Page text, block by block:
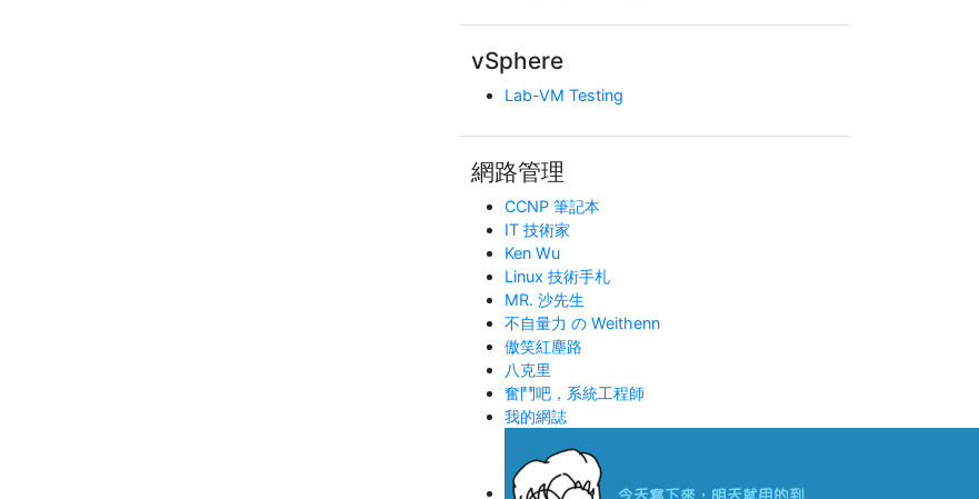
vSphere
Lab-VM Testing
網路管理
CCNP 筆記本
IT 技術家
Ken Wu
Linux 技術手札
MR. 沙先生
不自量力 の Weithenn
傲笑紅塵路
八克里
奮鬥吧，系統工程師
我的網誌